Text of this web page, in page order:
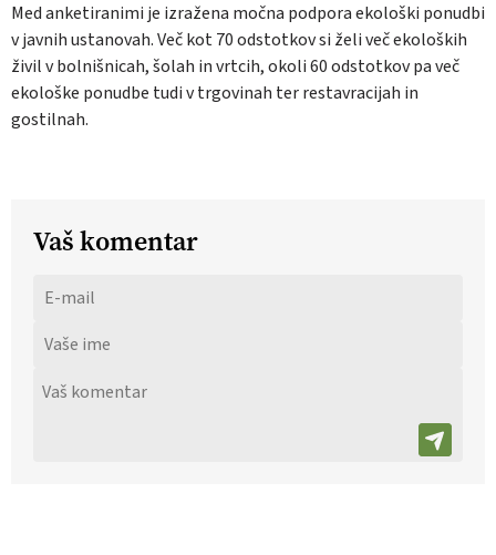
Med anketiranimi je izražena močna podpora ekološki ponudbi
v javnih ustanovah. Več kot 70 odstotkov si želi več ekoloških
živil v bolnišnicah, šolah in vrtcih, okoli 60 odstotkov pa več
ekološke ponudbe tudi v trgovinah ter restavracijah in
gostilnah.
Vaš komentar